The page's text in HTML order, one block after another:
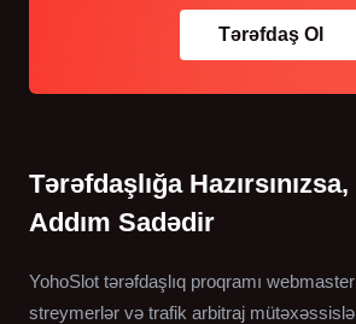
Tərəfdaş Ol
Tərəfdaşlığa
Addım Sadədir
YohoSlot tərəfdaşlıq proqramı
streymerlər və trafik arbitraj